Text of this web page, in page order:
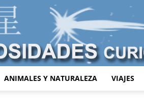
ANIMALES Y NATURALEZA VIAJES